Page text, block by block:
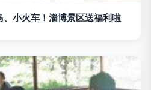
小火车！淄博景区送福利啦